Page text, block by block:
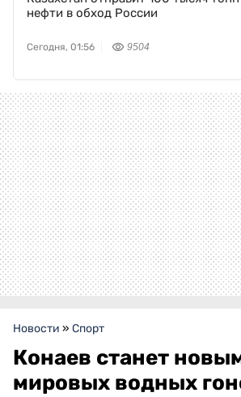
нефти в обход России
Сегодня, 01:56 9504
Новости » Спорт
Конаев станет
мировых водных